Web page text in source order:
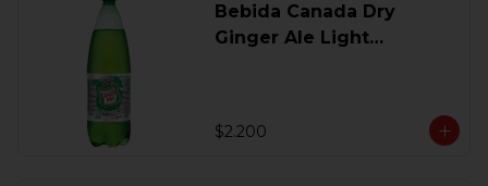
Bebida Canada Dry
Ginger Ale Light
$2.200